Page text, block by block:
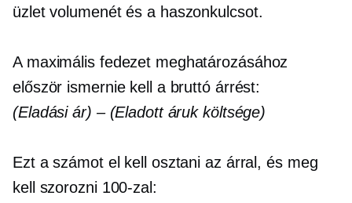
üzlet volumenét és a haszonkulcsot.
A maximális fedezet meghatározásához
először ismernie kell a bruttó árrést:
(Eladási ár) – (Eladott áruk költsége)
Ezt a számot el kell osztani az árral, és meg
kell szorozni 100-zal: